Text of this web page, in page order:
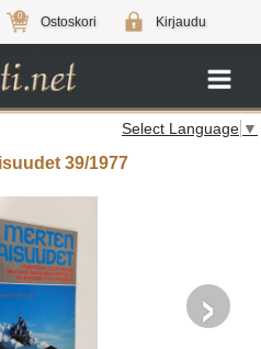
0 Ostoskori Kirjaudu
Select Language ▼
39/1977
›